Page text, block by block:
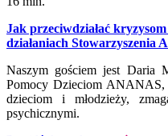
Jak przeciwdziałać
działaniach Stowarzyszenia
Naszym gościem jest Daria
Pomocy Dzieciom
dzieciom i młodzieży,
psychicznymi.